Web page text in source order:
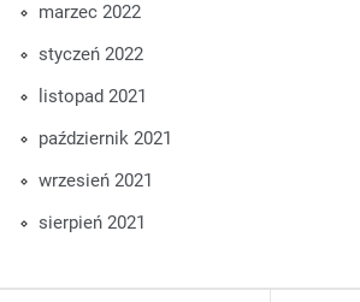
marzec 2022
styczeń 2022
listopad 2021
październik 2021
wrzesień 2021
sierpień 2021